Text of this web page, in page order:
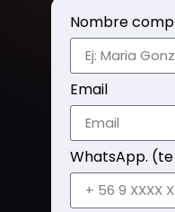
Nombre
Email
WhatsApp.